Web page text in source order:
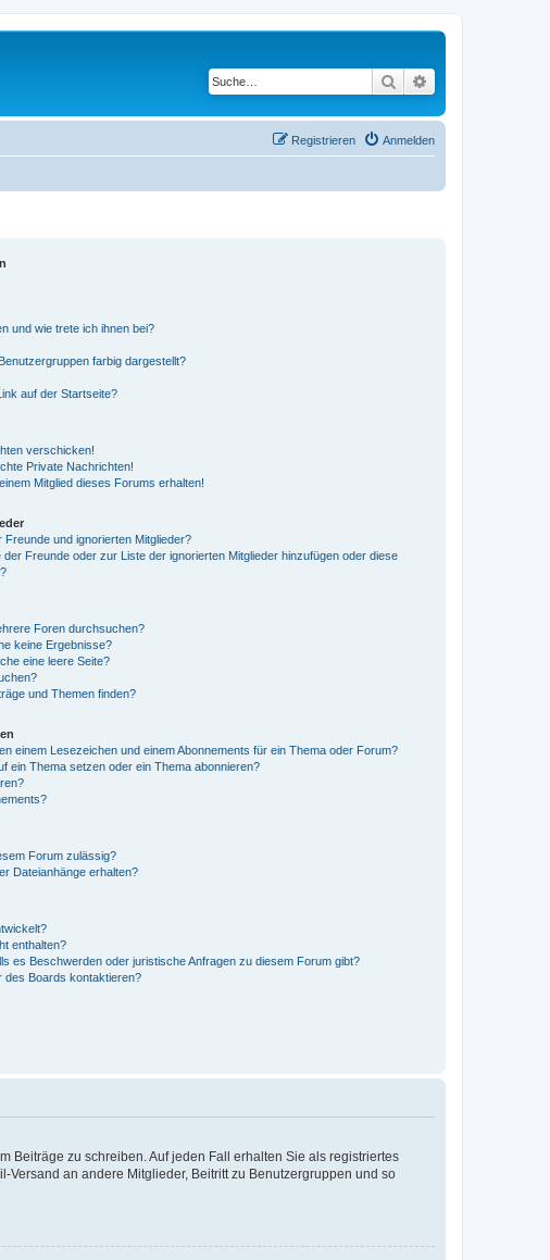
Suche
Anmelden
Registrieren
und wie trete ich ihnen bei?
farbig dargestellt?
auf der Startseite?
verschicken!
Private Nachrichten!
Mitglied dieses Forums erhalten!
und ignorierten Mitglieder?
Freunde oder zur Liste der ignorierten Mitglieder hinzufügen oder diese
Foren durchsuchen?
keine Ergebnisse?
eine leere Seite?
und Themen finden?
einem Lesezeichen und einem Abonnements für ein Thema oder Forum?
ein Thema setzen oder ein Thema abonnieren?
Forum zulässig?
Dateianhänge erhalten?
enthalten?
es Beschwerden oder juristische Anfragen zu diesem Forum gibt?
des Boards kontaktieren?
Beiträge zu schreiben. Auf jeden Fall erhalten Sie als registriertes
Versand an andere Mitglieder, Beitritt zu Benutzergruppen und so